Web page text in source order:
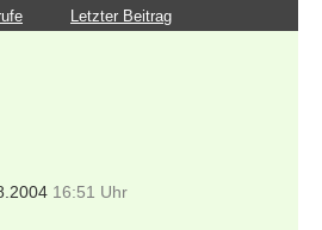
Letzter Beitrag
16:51 Uhr